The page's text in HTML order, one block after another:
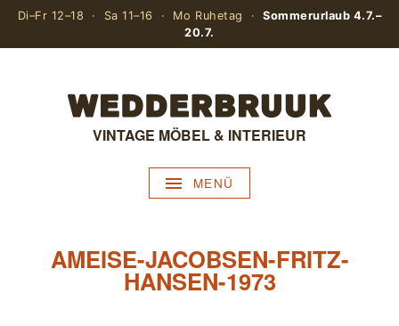
Di–Fr 12–18 · Sa 11–16 · Mo Ruhetag ·Sommerurlaub 4.7.–
20.7.
VINTAGE MÖBEL & INTERIEUR
MENÜ
AMEISE-JACOBSEN-FRITZ-
HANSEN-1973